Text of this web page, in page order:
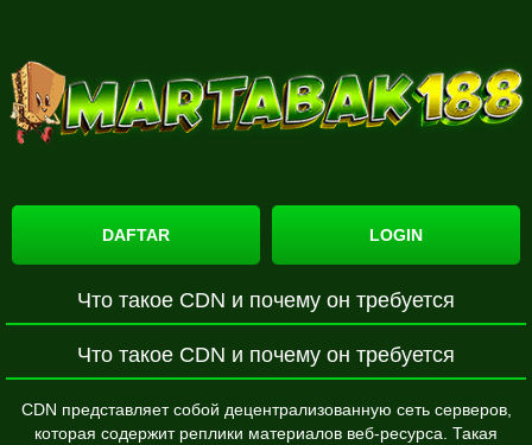
DAFTAR LOGIN
Что такое CDN и почему он требуется
Что такое CDN и почему он требуется
CDN представляет собой децентрализованную сеть серверов,
которая содержит реплики материалов веб-ресурса. Такая